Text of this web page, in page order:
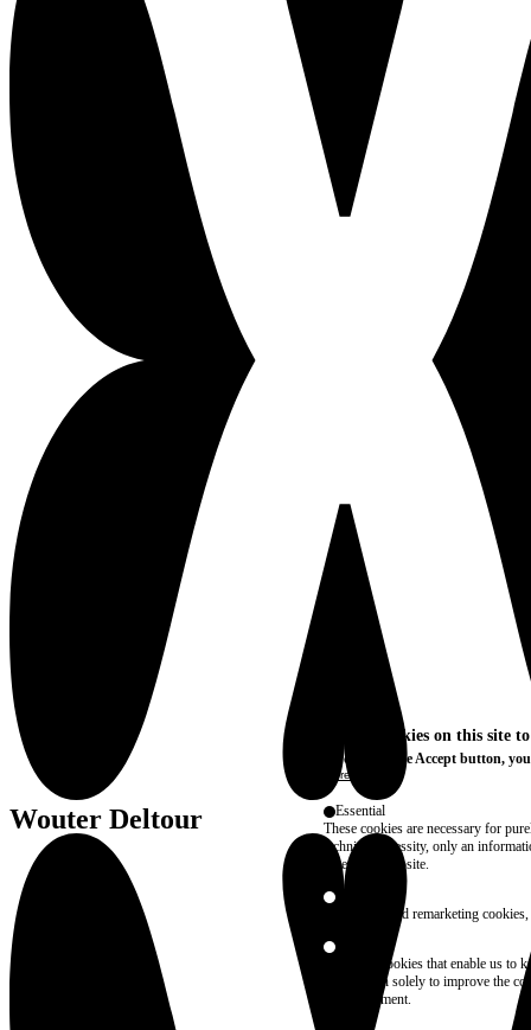
Wouter Deltour
We use cookies on this site
By clicking the Accept button,
More info
Essential
These cookies are necessary for
technical necessity, only an
access the website.
Marketing
advertising and remarketing cookies,
Statistics
These are cookies that enable us
information solely to improve the
their placement.